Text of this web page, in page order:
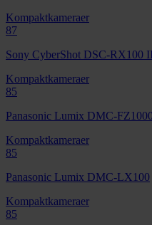
Kompaktkameraer
87
Sony CyberShot DSC-RX100
Kompaktkameraer
85
Panasonic Lumix DMC-
Kompaktkameraer
85
Panasonic Lumix DMC-LX100
Kompaktkameraer
85